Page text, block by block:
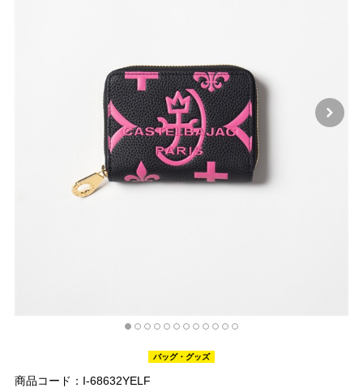
バッグ・グッズ
商品コード：I-68632YELF